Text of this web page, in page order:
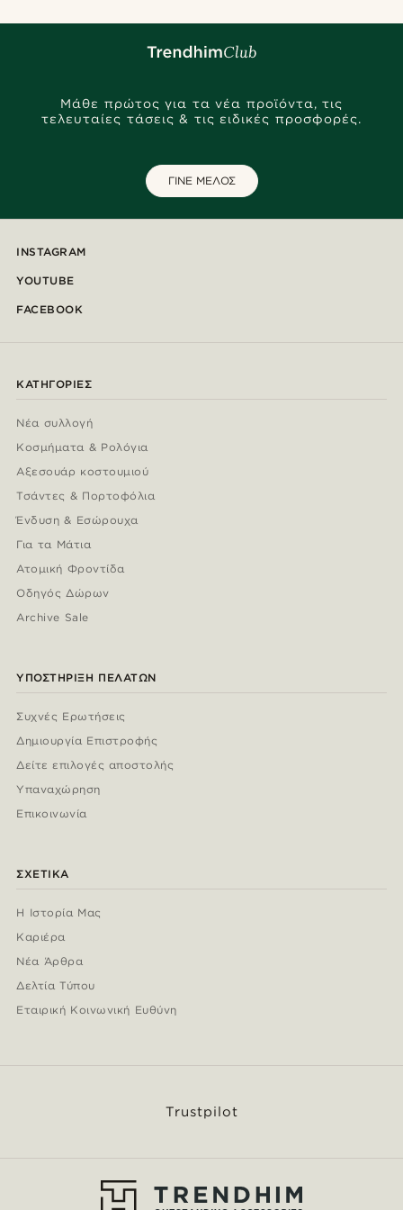
Μάθε πρώτος για τα νέα προϊόντα, τις
τελευταίες τάσεις & τις ειδικές προσφορές.
ΓΙΝΕ ΜΕΛΟΣ
INSTAGRAM
YOUTUBE
FACEBOOK
ΚΑΤΗΓΟΡΊΕΣ
Νέα συλλογή
Κοσμήματα & Ρολόγια
Αξεσουάρ κοστουμιού
Τσάντες & Πορτοφόλια
Ένδυση & Εσώρουχα
Για τα Μάτια
Ατομική Φροντίδα
Οδηγός Δώρων
Archive Sale
ΥΠΟΣΤΉΡΙΞΗ ΠΕΛΑΤΏΝ
Συχνές Ερωτήσεις
Δημιουργία Επιστροφής
Δείτε επιλογές αποστολής
Υπαναχώρηση
Επικοινωνία
ΣΧΕΤΙΚΆ
Η Ιστορία Μας
Καριέρα
Νέα Άρθρα
Δελτία Τύπου
Εταιρική Κοινωνική Ευθύνη
Trustpilot